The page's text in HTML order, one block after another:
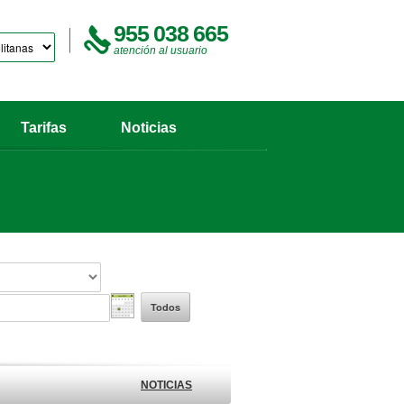
955 038 665
atención al usuario
Tarifas Noticias
Todos
NOTICIAS